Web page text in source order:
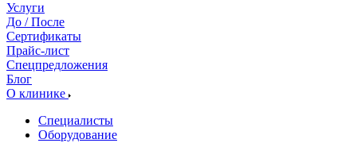
Услуги
До / После
Сертификаты
Прайс-лист
Спецпредложения
Блог
О клинике
Специалисты
Оборудование